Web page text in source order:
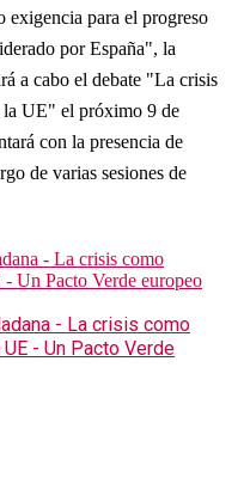
para el progreso
por España", la
a cabo el debate "La crisis
la UE" el próximo 9 de
con la presencia de
de varias sesiones de
- La crisis como
- Un Pacto Verde